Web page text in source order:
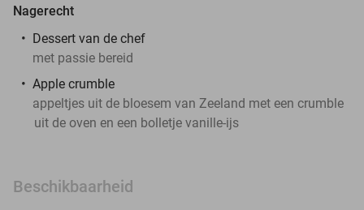
Nagerecht
Dessert van de chef
met passie bereid
Apple crumble
appeltjes uit de bloesem van Zeeland met een crumble
uit de oven en een bolletje vanille-ijs
Beschikbaarheid